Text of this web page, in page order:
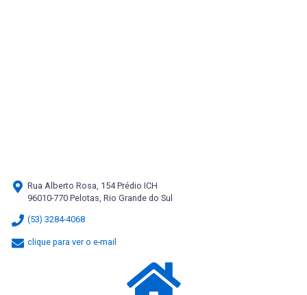
Rua Alberto Rosa, 154 Prédio ICH
96010-770 Pelotas, Rio Grande do Sul
(53) 3284-4068
clique para ver o e-mail